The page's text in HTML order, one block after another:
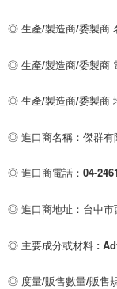
◎ 生產/製造商/委製商
◎ 生產/製造商/委製商
◎ 生產/製造商/委製商
◎ 進口商名稱：傑群有
◎ 進口商電話：04-
◎ 進口商地址：台中市
◎ 主要成分或材料 :
◎ 度量/販售數量/販售